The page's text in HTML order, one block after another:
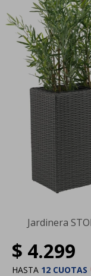
Jardinera
$ 4.299
HASTA 12 CUOTAS